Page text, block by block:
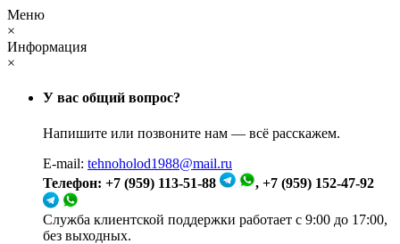
Меню
×
Информация
×
У вас общий вопрос?
Напишите или позвоните нам — всё расскажем.
E-mail: tehnoholod1988@mail.ru
Телефон: +7 (959) 113-51-88
, +7 (959) 152-47-92
Служба клиентской поддержки работает с 9:00 до 17:00,
без выходных.